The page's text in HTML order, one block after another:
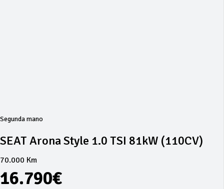
Segunda mano
SEAT Arona Style 1.0 TSI 81kW (110CV)
70.000 Km
16.790€